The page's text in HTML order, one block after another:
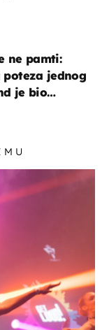
ne pamti:
poteza jednog
je bio